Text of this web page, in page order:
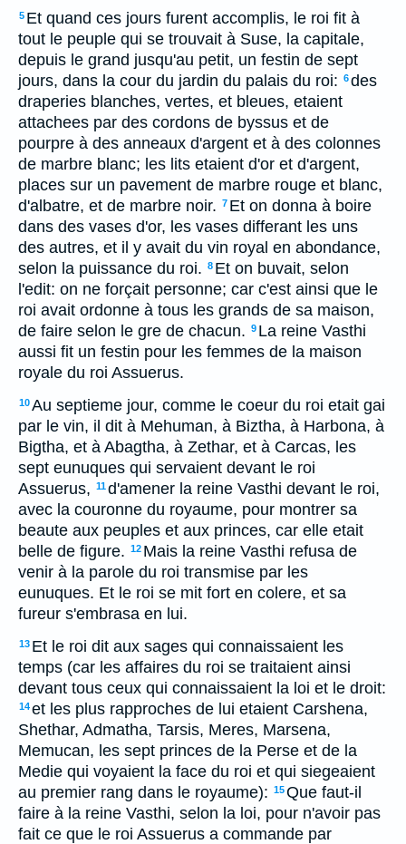
5 Et quand ces jours furent accomplis, le roi fit à
tout le peuple qui se trouvait à Suse, la capitale,
depuis le grand jusqu'au petit, un festin de sept
jours, dans la cour du jardin du palais du roi: 6des
draperies blanches, vertes, et bleues, etaient
attachees par des cordons de byssus et de
pourpre à des anneaux d'argent et à des colonnes
de marbre blanc; les lits etaient d'or et d'argent,
places sur un pavement de marbre rouge et blanc,
d'albatre, et de marbre noir. 7 Et on donna à boire
dans des vases d'or, les vases differant les uns
des autres, et il y avait du vin royal en abondance,
selon la puissance du roi. 8 Et on buvait, selon
l'edit: on ne forçait personne; car c'est ainsi que le
roi avait ordonne à tous les grands de sa maison,
de faire selon le gre de chacun. 9 La reine Vasthi
aussi fit un festin pour les femmes de la maison
royale du roi Assuerus.
10Au septieme jour, comme le coeur du roi etait gai
par le vin, il dit à Mehuman, à Biztha, à Harbona, à
Bigtha, et à Abagtha, à Zethar, et à Carcas, les
sept eunuques qui servaient devant le roi
Assuerus, 11d'amener la reine Vasthi devant le roi,
avec la couronne du royaume, pour montrer sa
beaute aux peuples et aux princes, car elle etait
belle de figure. 12 Mais la reine Vasthi refusa de
venir à la parole du roi transmise par les
eunuques. Et le roi se mit fort en colere, et sa
fureur s'embrasa en lui.
13 Et le roi dit aux sages qui connaissaient les
temps (car les affaires du roi se traitaient ainsi
devant tous ceux qui connaissaient la loi et le droit:
14et les plus rapproches de lui etaient Carshena,
Shethar, Admatha, Tarsis, Meres, Marsena,
Memucan, les sept princes de la Perse et de la
Medie qui voyaient la face du roi et qui siegeaient
au premier rang dans le royaume): 15Que faut-il
faire à la reine Vasthi, selon la loi, pour n'avoir pas
fait ce que le roi Assuerus a commande par